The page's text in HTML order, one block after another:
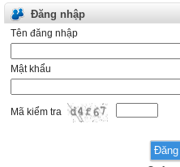
Đăng nhập
Tên đăng nhập
Mật khẩu
Mã kiểm tra